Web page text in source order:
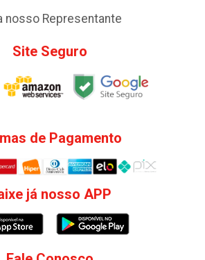
nosso Representante
Site Seguro
de Pagamento
já nosso APP